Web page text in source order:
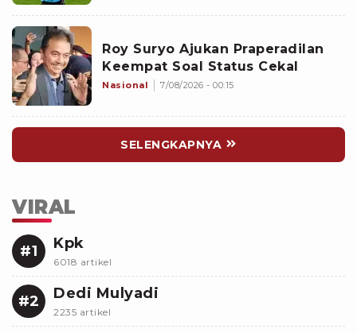
Roy Suryo Ajukan Praperadilan
Keempat Soal Status Cekal
Nasional 7/08/2026 - 00:15
SELENGKAPNYA
VIRAL
#1 Kpk
6018 artikel
#2 Dedi Mulyadi
2235 artikel